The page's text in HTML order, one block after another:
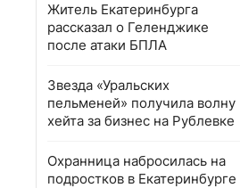
Житель Екатеринбурга
рассказал о Геленджике
после атаки БПЛА
Звезда «Уральских
пельменей» получила волну
хейта за бизнес на Рублевке
Охранница набросилась на
подростков в Екатеринбурге